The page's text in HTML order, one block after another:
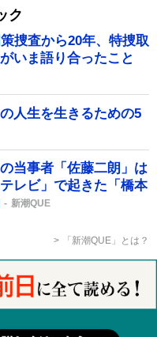
ク
捜査から20年、特捜取
いま語り合ったこと
人生を生きるための5
当事者「佐藤二朗」は
レビ」で起きた「橋本
新潮QUE
「新潮QUE」とは？